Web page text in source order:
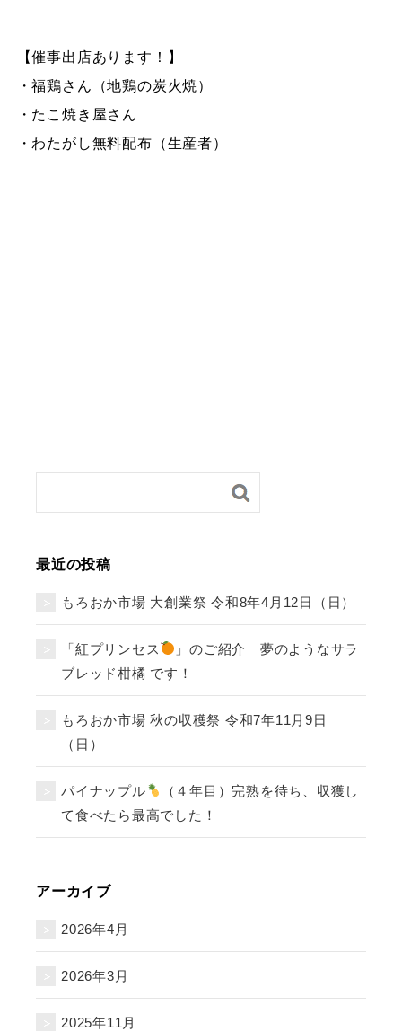
【催事出店あります！】
・福鶏さん（地鶏の炭火焼）
・たこ焼き屋さん
・わたがし無料配布（生産者）
最近の投稿
もろおか市場 大創業祭 令和8年4月12日（日）
「紅プリンセス
」のご紹介 夢のようなサラ
ブレッド柑橘 です！
もろおか市場 秋の収穫祭 令和7年11月9日
（日）
パイナップル
（４年目）完熟を待ち、収獲し
て食べたら最高でした！
アーカイブ
2026年4月
2026年3月
2025年11月